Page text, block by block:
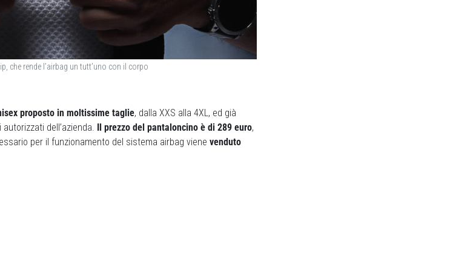
che rende l’airbag un tutt’uno con il corpo
proposto in moltissime taglie, dalla XXS alla 4XL, ed già
dell’azienda. Il prezzo del pantaloncino è di 289 euro,
per il funzionamento del sistema airbag viene venduto